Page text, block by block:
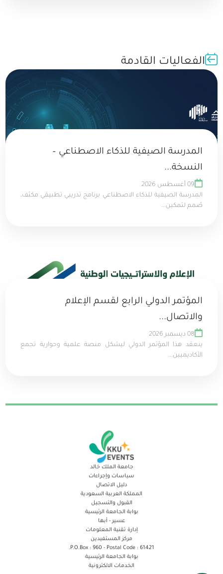
الفعاليات القادمة
المدرسة الصيفية للذكاء الاصطناعي –
النسخة...
09 أغسطس 2026
المدرسة الصيفية للذكاء الاصطناعي برنامج تدريبي تطبيقي مكثف،
صُمم لتمكين...
المؤتمر الدولي الرابع لقسم الإعلام
والاتصال...
08 ديسمبر 2026
ينعقد هذا المؤتمر الدولي ليشكل منصة علمية وحوارية تجمع
الأكاديميين...
جامعة الملك خالد
سياسات وإجراءات
دليل الاتصال
المملكة العربية السعودية
القبول والتسجيل
بوابة الجامعة الرئيسية
عسير - أبها
إدارة تقنية المعلومات
مركز المستفيدين
P.O.Box : 960 - Postal Code : 61421.
بوابة الجامعة الرئيسية
الخدمات الالكترونية